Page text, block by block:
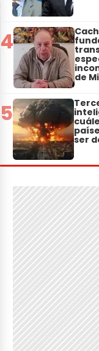
4
de
5
ser